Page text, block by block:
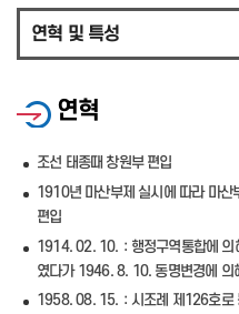
연혁 및 특성
연혁
조선 태종때 창원부 편입
1910년 마산부제 실시에 따라 마산
편입
1914. 02. 10.：행정구역통합에 의
였다가 1946. 8. 10. 동명변경에 의
1958. 08. 15.：시조례 제126호로